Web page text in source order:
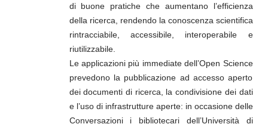
di buone pratiche che aumentano l’efficienza
della ricerca, rendendo la conoscenza scientifica
rintracciabile, accessibile, interoperabile e
riutilizzabile.
Le applicazioni più immediate dell’Open Science
prevedono la pubblicazione ad accesso aperto
dei documenti di ricerca, la condivisione dei dati
e l’uso di infrastrutture aperte: in occasione delle
Conversazioni i bibliotecari dell’Università di